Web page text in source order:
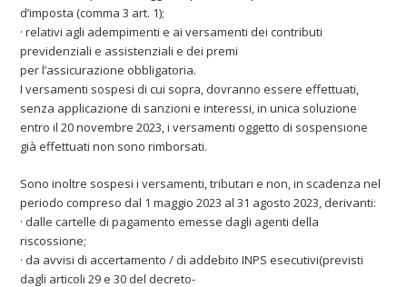
d’imposta (comma 3 art. 1);
· relativi agli adempimenti e ai versamenti dei contributi
previdenziali e assistenziali e dei premi
per l’assicurazione obbligatoria.
I versamenti sospesi di cui sopra, dovranno essere effettuati,
senza applicazione di sanzioni e interessi, in unica soluzione
entro il 20 novembre 2023, i versamenti oggetto di sospensione
già effettuati non sono rimborsati.
Sono inoltre sospesi i versamenti, tributari e non, in scadenza nel
periodo compreso dal 1 maggio 2023 al 31 agosto 2023, derivanti:
· dalle cartelle di pagamento emesse dagli agenti della
riscossione;
· da avvisi di accertamento / di addebito INPS esecutivi(previsti
dagli articoli 29 e 30 del decreto-